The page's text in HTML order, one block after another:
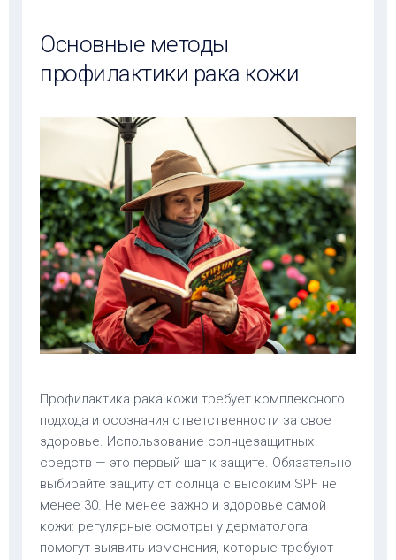
Основные методы
профилактики рака кожи
Профилактика рака кожи требует комплексного
подхода и осознания ответственности за свое
здоровье. Использование солнцезащитных
средств — это первый шаг к защите. Обязательно
выбирайте защиту от солнца с высоким SPF не
менее 30. Не менее важно и здоровье самой
кожи: регулярные осмотры у дерматолога
помогут выявить изменения, которые требуют